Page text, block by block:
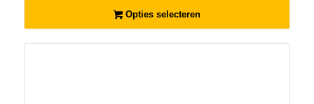
tot
€60.00
Opties selecteren